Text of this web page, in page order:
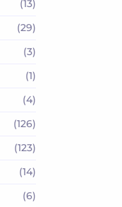
(13)
(29)
(3)
(1)
(4)
(126)
(123)
(14)
(6)